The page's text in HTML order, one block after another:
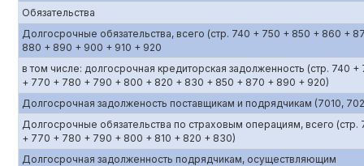
Обязательства
Долгосрочные обязательства, всего (стр. 740 + 750 + 850 + 860 +
880 + 890 + 900 + 910 + 920
в том числе: долгосрочная кредиторская задолженность (стр. 740 +
+ 770 + 780 + 790 + 800 + 820 + 830 + 850 + 870 + 890 + 920)
Долгосрочная задолженость поставщикам и подрядчикам (7010,
Долгосрочные обязательства по страховым операциям, всего (стр.
+ 770 + 780 + 790 + 800 + 810 + 820 + 830)
Долгосрочная задолженность подрядчикам, осуществляющим